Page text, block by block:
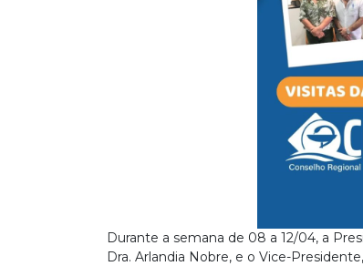
Durante a semana de 08 a 12/04, a
Dra. Arlandia Nobre, e o Vice-